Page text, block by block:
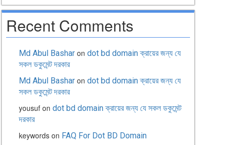
Recent Comments
Md Abul Basharon dot bd domain ক্রায়ের জন্য যে
সকল ডকুমেন্ট দরকার
Md Abul Basharon dot bd domain ক্রায়ের জন্য যে
সকল ডকুমেন্ট দরকার
yousufon dot bd domain ক্রায়ের জন্য যে সকল ডকুমেন্ট
দরকার
keywordson FAQ For Dot BD Domain